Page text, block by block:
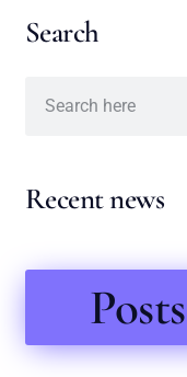
Search
Recent news